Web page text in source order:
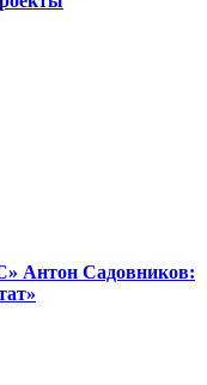
Антон Садовников: